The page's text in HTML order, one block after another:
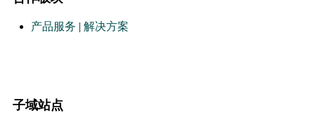
产品服务 | 解决方案
子域站点